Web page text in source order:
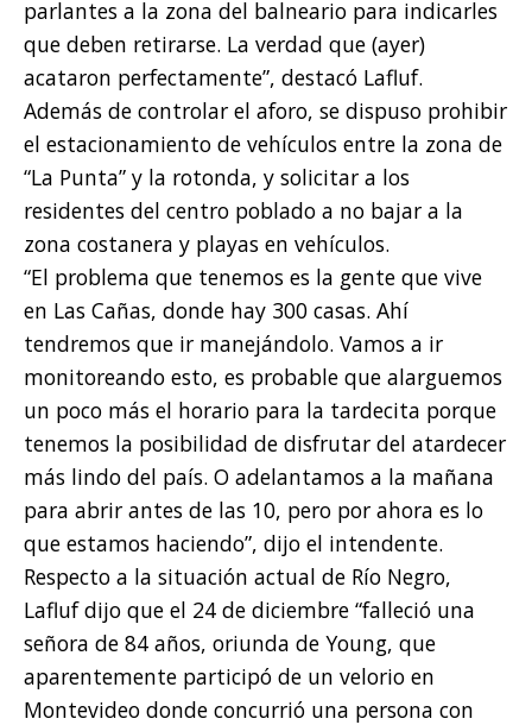
parlantes a la zona del balneario para indicarles
que deben retirarse. La verdad que (ayer)
acataron perfectamente”, destacó Lafluf.
Además de controlar el aforo, se dispuso prohibir
el estacionamiento de vehículos entre la zona de
“La Punta” y la rotonda, y solicitar a los
residentes del centro poblado a no bajar a la
zona costanera y playas en vehículos.
“El problema que tenemos es la gente que vive
en Las Cañas, donde hay 300 casas. Ahí
tendremos que ir manejándolo. Vamos a ir
monitoreando esto, es probable que alarguemos
un poco más el horario para la tardecita porque
tenemos la posibilidad de disfrutar del atardecer
más lindo del país. O adelantamos a la mañana
para abrir antes de las 10, pero por ahora es lo
que estamos haciendo”, dijo el intendente.
Respecto a la situación actual de Río Negro,
Lafluf dijo que el 24 de diciembre “falleció una
señora de 84 años, oriunda de Young, que
aparentemente participó de un velorio en
Montevideo donde concurrió una persona con